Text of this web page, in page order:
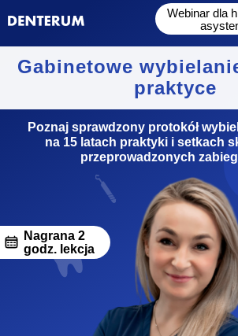
Poznaj sprawdzony protokół
na 15 latach praktyki i setkach
przeprowadzonych
Gabinetowe
praktyce
Webinar dla
Nagrana 2
godz. lekcja